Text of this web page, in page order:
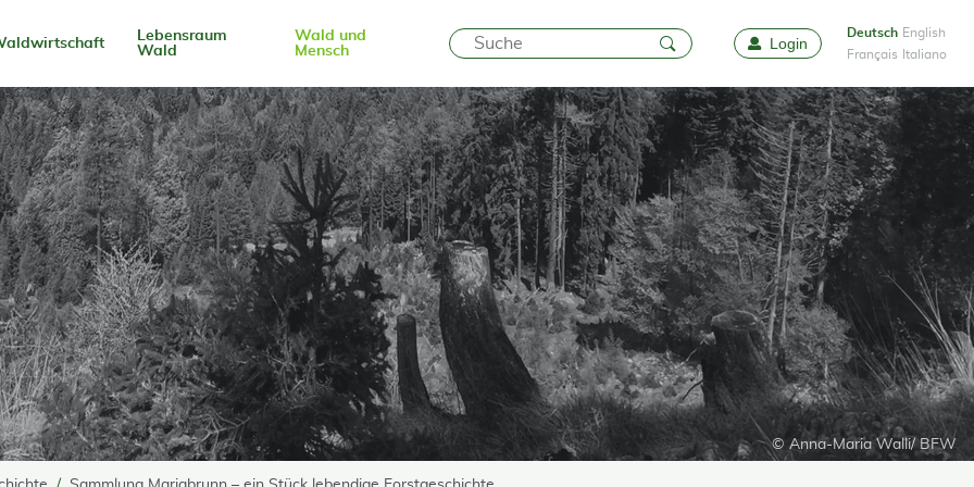
Lebensraum
Wald
Wald und
Mensch
FavoritenLogin
Deutsch English
Français
Italiano
© Anna-Maria Walli/ BFW